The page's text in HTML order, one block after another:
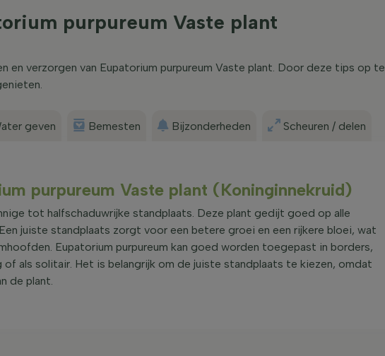
purpureum Vaste plant
en verzorgen van Eupatorium purpureum Vaste plant. Door deze tips op te
geven Bemesten Bijzonderheden Scheuren / delen
purpureum Vaste plant (Koninginnekruid)
tot halfschaduwrijke standplaats. Deze plant gedijt goed op alle
juiste standplaats zorgt voor een betere groei en een rijkere bloei, wat
Eupatorium purpureum kan goed worden toegepast in borders,
als solitair. Het is belangrijk om de juiste standplaats te kiezen, omdat
de plant.